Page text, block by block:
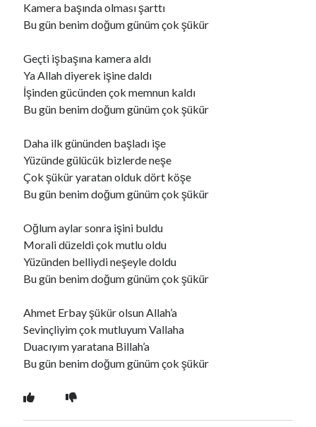
Son Yorumlar
BAĞIŞLA ADINIiçindario72
BAĞIŞLA ADINIiçinfoodie22
BAĞIŞLA ADINIiçinZoe72
BAĞIŞLA ADINIiçindailyLinda1997
Ara
Kamera başında olması şarttı
Bu gün benim doğum günüm çok şükür
Geçti işbaşına kamera aldı
Ya Allah diyerek işine daldı
İşinden gücünden çok memnun kaldı
Bu gün benim doğum günüm çok şükür
Daha ilk gününden başladı işe
Yüzünde gülücük bizlerde neşe
Çok şükür yaratan olduk dört köşe
Bu gün benim doğum günüm çok şükür
Oğlum aylar sonra işini buldu
Morali düzeldi çok mutlu oldu
Yüzünden belliydi neşeyle doldu
Bu gün benim doğum günüm çok şükür
Ahmet Erbay şükür olsun Allah’a
Sevinçliyim çok mutluyum Vallaha
Duacıyım yaratana Billah’a
Bu gün benim doğum günüm çok şükür